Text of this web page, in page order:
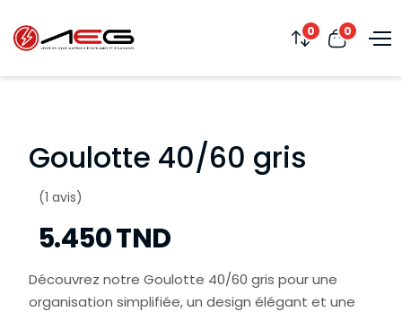
0 0
Goulotte 40/60 gris
(1 avis)
5.450 TND
Découvrez notre Goulotte 40/60 gris pour une
organisation simplifiée, un design élégant et une